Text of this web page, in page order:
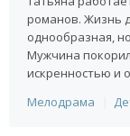
романов. Жизнь
однообразная,
Мужчина
искренностью и
Мелодрама